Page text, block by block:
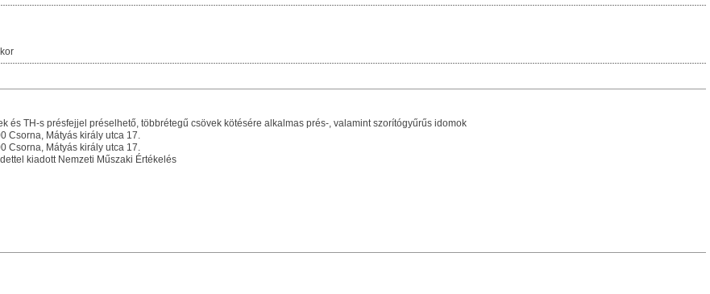
és TH-s présfejjel préselhető, többrétegű csövek kötésére alkalmas prés-, valamint szorítógyűrűs idomok
Csorna, Mátyás király utca 17.
Csorna, Mátyás király utca 17.
kiadott Nemzeti Műszaki Értékelés